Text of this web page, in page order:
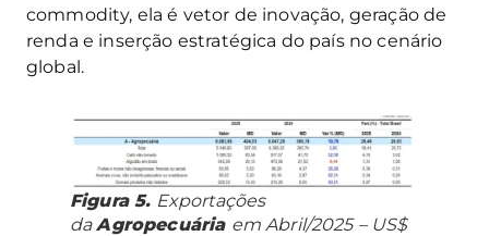
commodity, ela é vetor de inovação, geração de
renda e inserção estratégica do país no cenário
global.
Figura 5. Exportações
daAgropecuária em Abril/2025 – US$